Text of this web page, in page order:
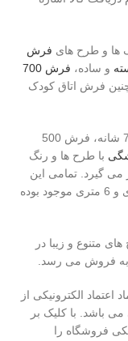
ها و طرح های فرش
و ساده،
فرش 700
فرش اتاق کودک
فرش ماشینی با قیمت مناسب مانند فرش 700 شانه، فرش 500
با طرح ها و رنگ
می گیرد. تمامی این
محصولات در سایزهای فرش 12 متری، 9 متری و 6 متری موجود بوده
متنوع و زیبا در
به فروش می رسد.
الکترونیکی از
باشد. با کلیک بر
فروشگاه را